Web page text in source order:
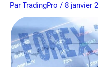
Par TradingPro / 8 janvier